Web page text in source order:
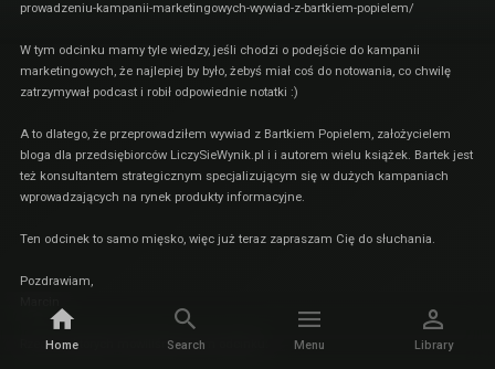
Home Search Menu Library
prowadzeniu-kampanii-marketingowych-wywiad-z-bartkiem-popielem/
W tym odcinku mamy tyle wiedzy, jeśli chodzi o podejście do kampanii
marketingowych, że najlepiej by było, żebyś miał coś do notowania, co chwilę
zatrzymywał podcast i robił odpowiednie notatki :)
A to dlatego, że przeprowadziłem wywiad z Bartkiem Popielem, założycielem
bloga dla przedsiębiorców LiczySieWynik.pl i i autorem wielu książek. Bartek jest
też konsultantem strategicznym specjalizującym się w dużych kampaniach
wprowadzających na rynek produkty informacyjne.
Ten odcinek to samo mięsko, więc już teraz zapraszam Cię do słuchania.
Pozdrawiam,
Rzeczy, o których mówiliśmy w tym odcinku: